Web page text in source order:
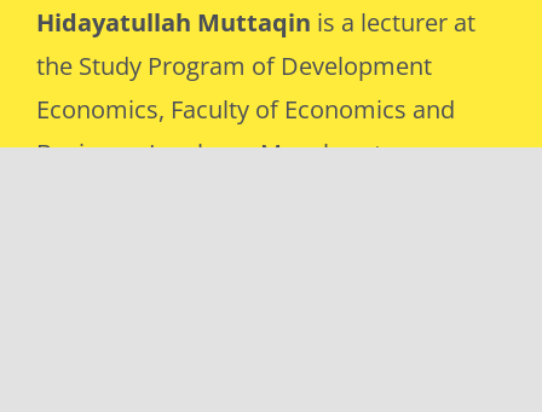
Hidayatullah Muttaqin is a lecturer at
the Study Program of Development
Economics, Faculty of Economics and
Business, Lambung Mangkurat